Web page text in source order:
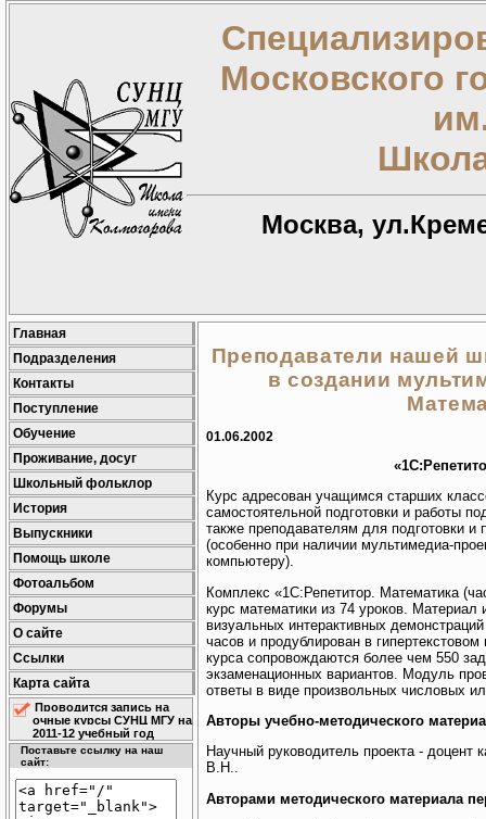
Московского
Москва,
Главная
Подразделения
Контакты
Поступление
Обучение
Проживание, досуг
Школьный фольклор
История
Выпускники
Помощь школе
Фотоальбом
Форумы
О сайте
Ссылки
Карта сайта
Проводится запись на
очные курсы СУНЦ МГУ на
2011-12 учебный год
Поставьте ссылку на наш
сайт:
Преподаватели нашей
в создании
01.06.2002
Курс адресован учащимся старших
самостоятельной подготовки и работы
также преподавателям для подготовки и
(особенно при наличии мультимедиа-
компьютеру).
Комплекс «1С:Репетитор. Математика
курс математики из 74 уроков. Материал
визуальных интерактивных
часов и продублирован в
курса сопровождаются более чем 550
экзаменационных вариантов. Модуль
ответы в виде произвольных числовых
Авторы учебно-методического
Научный руководитель проекта -
В.Н..
Авторами методического материала